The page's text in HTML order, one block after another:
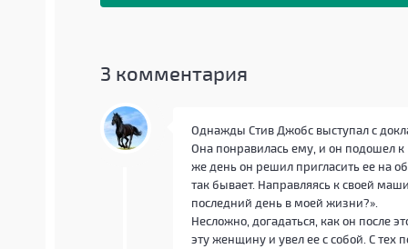
3 комментария
Однажды Стив Джобс выступал с
Она понравилась ему, и он подошел к
же день он решил пригласить ее на
так бывает. Направляясь к своей
последний день в моей жизни?».
Несложно, догадаться, как он после
эту женщину и увел ее с собой. С тех